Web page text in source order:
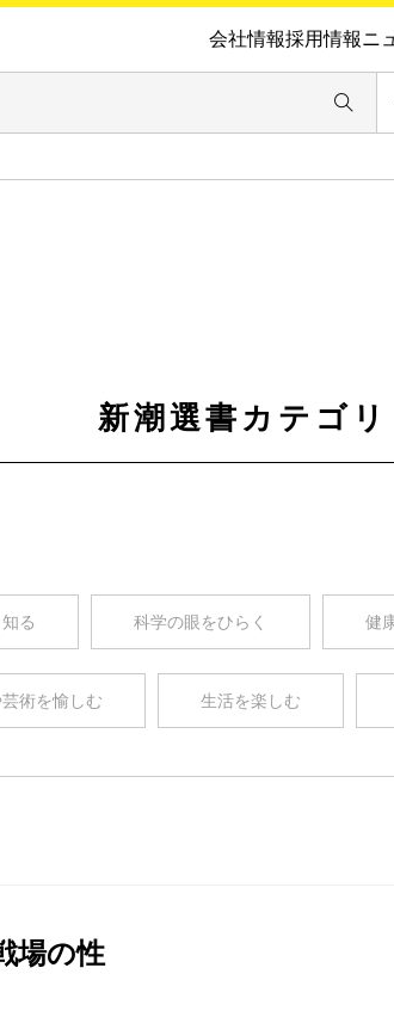
会社情報採用情報ニ
新潮選書カテゴリ
る 科学の眼をひらく 健
術を愉しむ 生活を楽しむ
場の性